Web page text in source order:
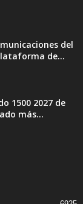
del
de...
1500 2027 de
más...